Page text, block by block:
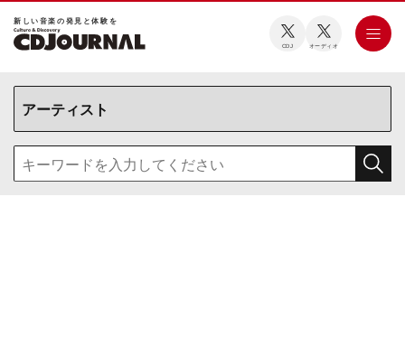
新しい⾳楽の発⾒と体験を
CDJ オーディオ